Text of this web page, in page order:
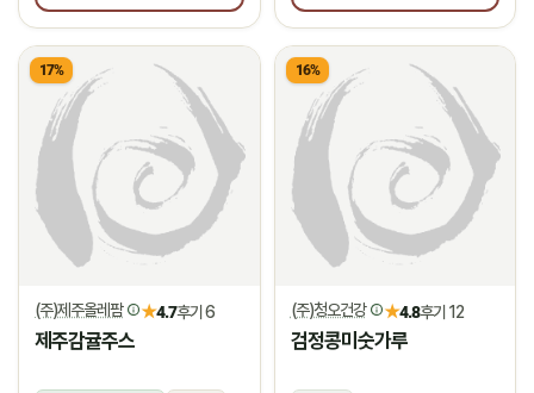
17%
(주)제주올레팜 ★4.7후기 6
제주감귤주스
16%
(주)청오건강 ★4.8후기 12
검정콩미숫가루